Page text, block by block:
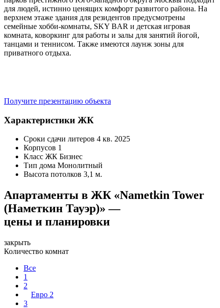
для людей, истинно ценящих комфорт развитого района. На
верхнем этаже здания для резидентов предусмотрены
семей ные хобби-комнаты, SKY BAR и детская игровая
комната, коворкинг для работы и залы для занятий йогой,
танцами и теннисом. Также имеются лаунж зоны для
приватного отдыха.
Получите презентацию объекта
Характеристики ЖК
Сроки сдачи литеров 4 кв. 2025
Корпусов 1
Класс ЖК Бизнес
Тип дома Монолитный
Высота потолков 3,1 м.
Апартаменты в ЖК «Nametkin Tower
(Наметкин Тауэр)» —
цены и планировки
закрыть
Количество комнат
Все
1
2
Евро 2
3